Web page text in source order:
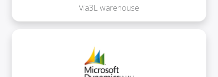
Via3L warehouse